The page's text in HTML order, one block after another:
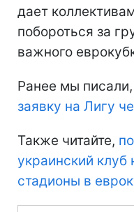
дает
побороться за
важного
Ранее мы писали,
заявку на Лигу
Также читайте,
украинский
стадионы в